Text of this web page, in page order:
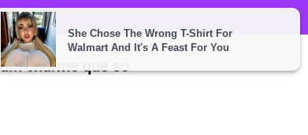
charme que só